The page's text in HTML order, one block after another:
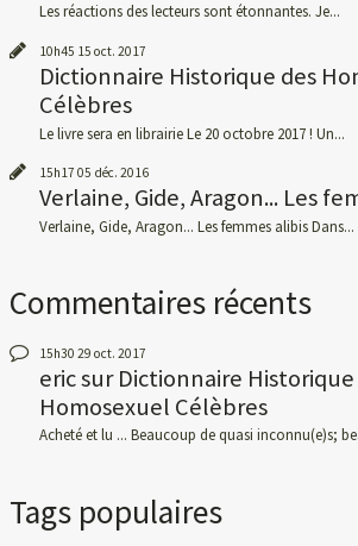
Les réactions des lecteurs sont étonnantes. Je...
10h45 15 oct. 2017
Dictionnaire Historique des
Célèbres
Le livre sera en librairie Le 20 octobre 2017 ! Un...
15h17 05 déc. 2016
Verlaine, Gide, Aragon... Les
Verlaine, Gide, Aragon... Les femmes alibis Dans...
Commentaires récents
15h30 29 oct. 2017
ericsurDictionnaire Historique
Homosexuel Célèbres
Acheté et lu ... Beaucoup de quasi inconnu(e)s;
Tags populaires